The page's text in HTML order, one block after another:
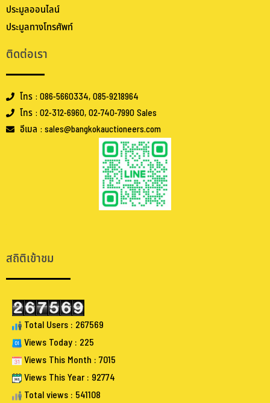
ประมูลออนไลน์
ประมูลทางโทรศัพท์
ติดต่อเรา
โทร : 086-5660334, 085-9218964
โทร : 02-312-6960, 02-740-7990 Sales
อีเมล : sales@bangkokauctioneers.com
สถิติเข้าชม
Total Users : 267569
Views Today : 225
Views This Month : 7015
Views This Year : 92774
Total views : 541108